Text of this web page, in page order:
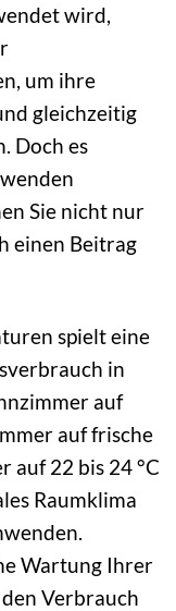
wird,
um ihre
gleichzeitig
Doch es
Sie nicht nur
einen Beitrag
spielt eine
in
auf
auf frische
auf 22 bis 24 °C
Raumklima
Wartung Ihrer
Verbrauch